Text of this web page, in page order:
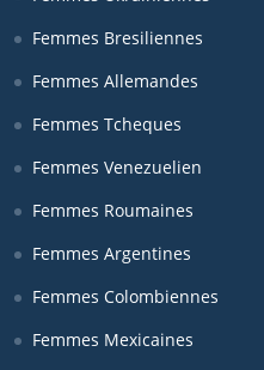
Femmes Bresiliennes
Femmes Allemandes
Femmes Tcheques
Femmes Venezuelien
Femmes Roumaines
Femmes Argentines
Femmes Colombiennes
Femmes Mexicaines